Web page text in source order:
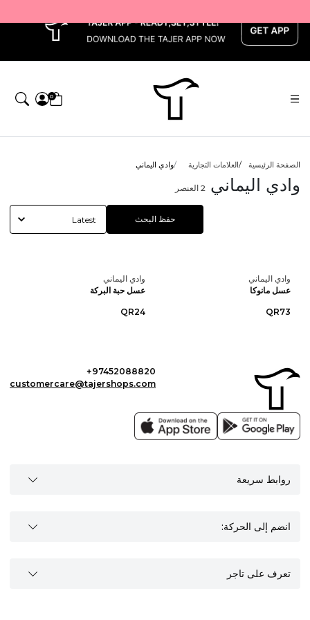
0
الصفحة الرئيسية العلامات التجارية وادي اليماني
وادي اليماني 2 العنصر
حفظ البحث
وادي اليماني
عسل مانوكا
QR73
وادي اليماني
عسل حبة البركة
QR24
+97452088820
customercare@tajershops.com
روابط سريعة
انضم إلى الحركة:
تعرف على تاجر